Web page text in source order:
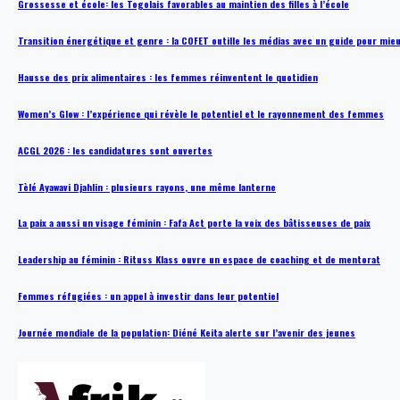
Grossesse et école: les Togolais favorables au maintien des filles à l’école
Transition énergétique et genre : la COFET outille les médias avec un guide pour
Hausse des prix alimentaires : les femmes réinventent le quotidien
Women’s Glow : l’expérience qui révèle le potentiel et le rayonnement des femmes
ACGL 2026 : les candidatures sont ouvertes
Tèlé Ayawavi Djahlin : plusieurs rayons, une même lanterne
La paix a aussi un visage féminin : Fafa Act porte la voix des bâtisseuses de paix
Leadership au féminin : Rituss Klass ouvre un espace de coaching et de mentorat
Femmes réfugiées : un appel à investir dans leur potentiel
Journée mondiale de la population: Diéné Keita alerte sur l’avenir des jeunes